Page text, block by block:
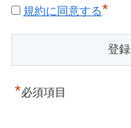
規約に同意する*
*必須項目